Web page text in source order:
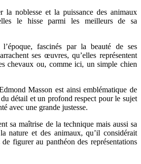
la noblesse et la puissance des animaux
le hisse parmi les meilleurs de sa
fascinés par la beauté de ses
ses œuvres, qu’elles représentent
chevaux ou, comme ici, un simple chien
Masson est ainsi emblématique de
détail et un profond respect pour le sujet
avec une grande justesse.
sa maîtrise de la technique mais aussi sa
nature et des animaux, qu’il considérait
figurer au panthéon des représentations